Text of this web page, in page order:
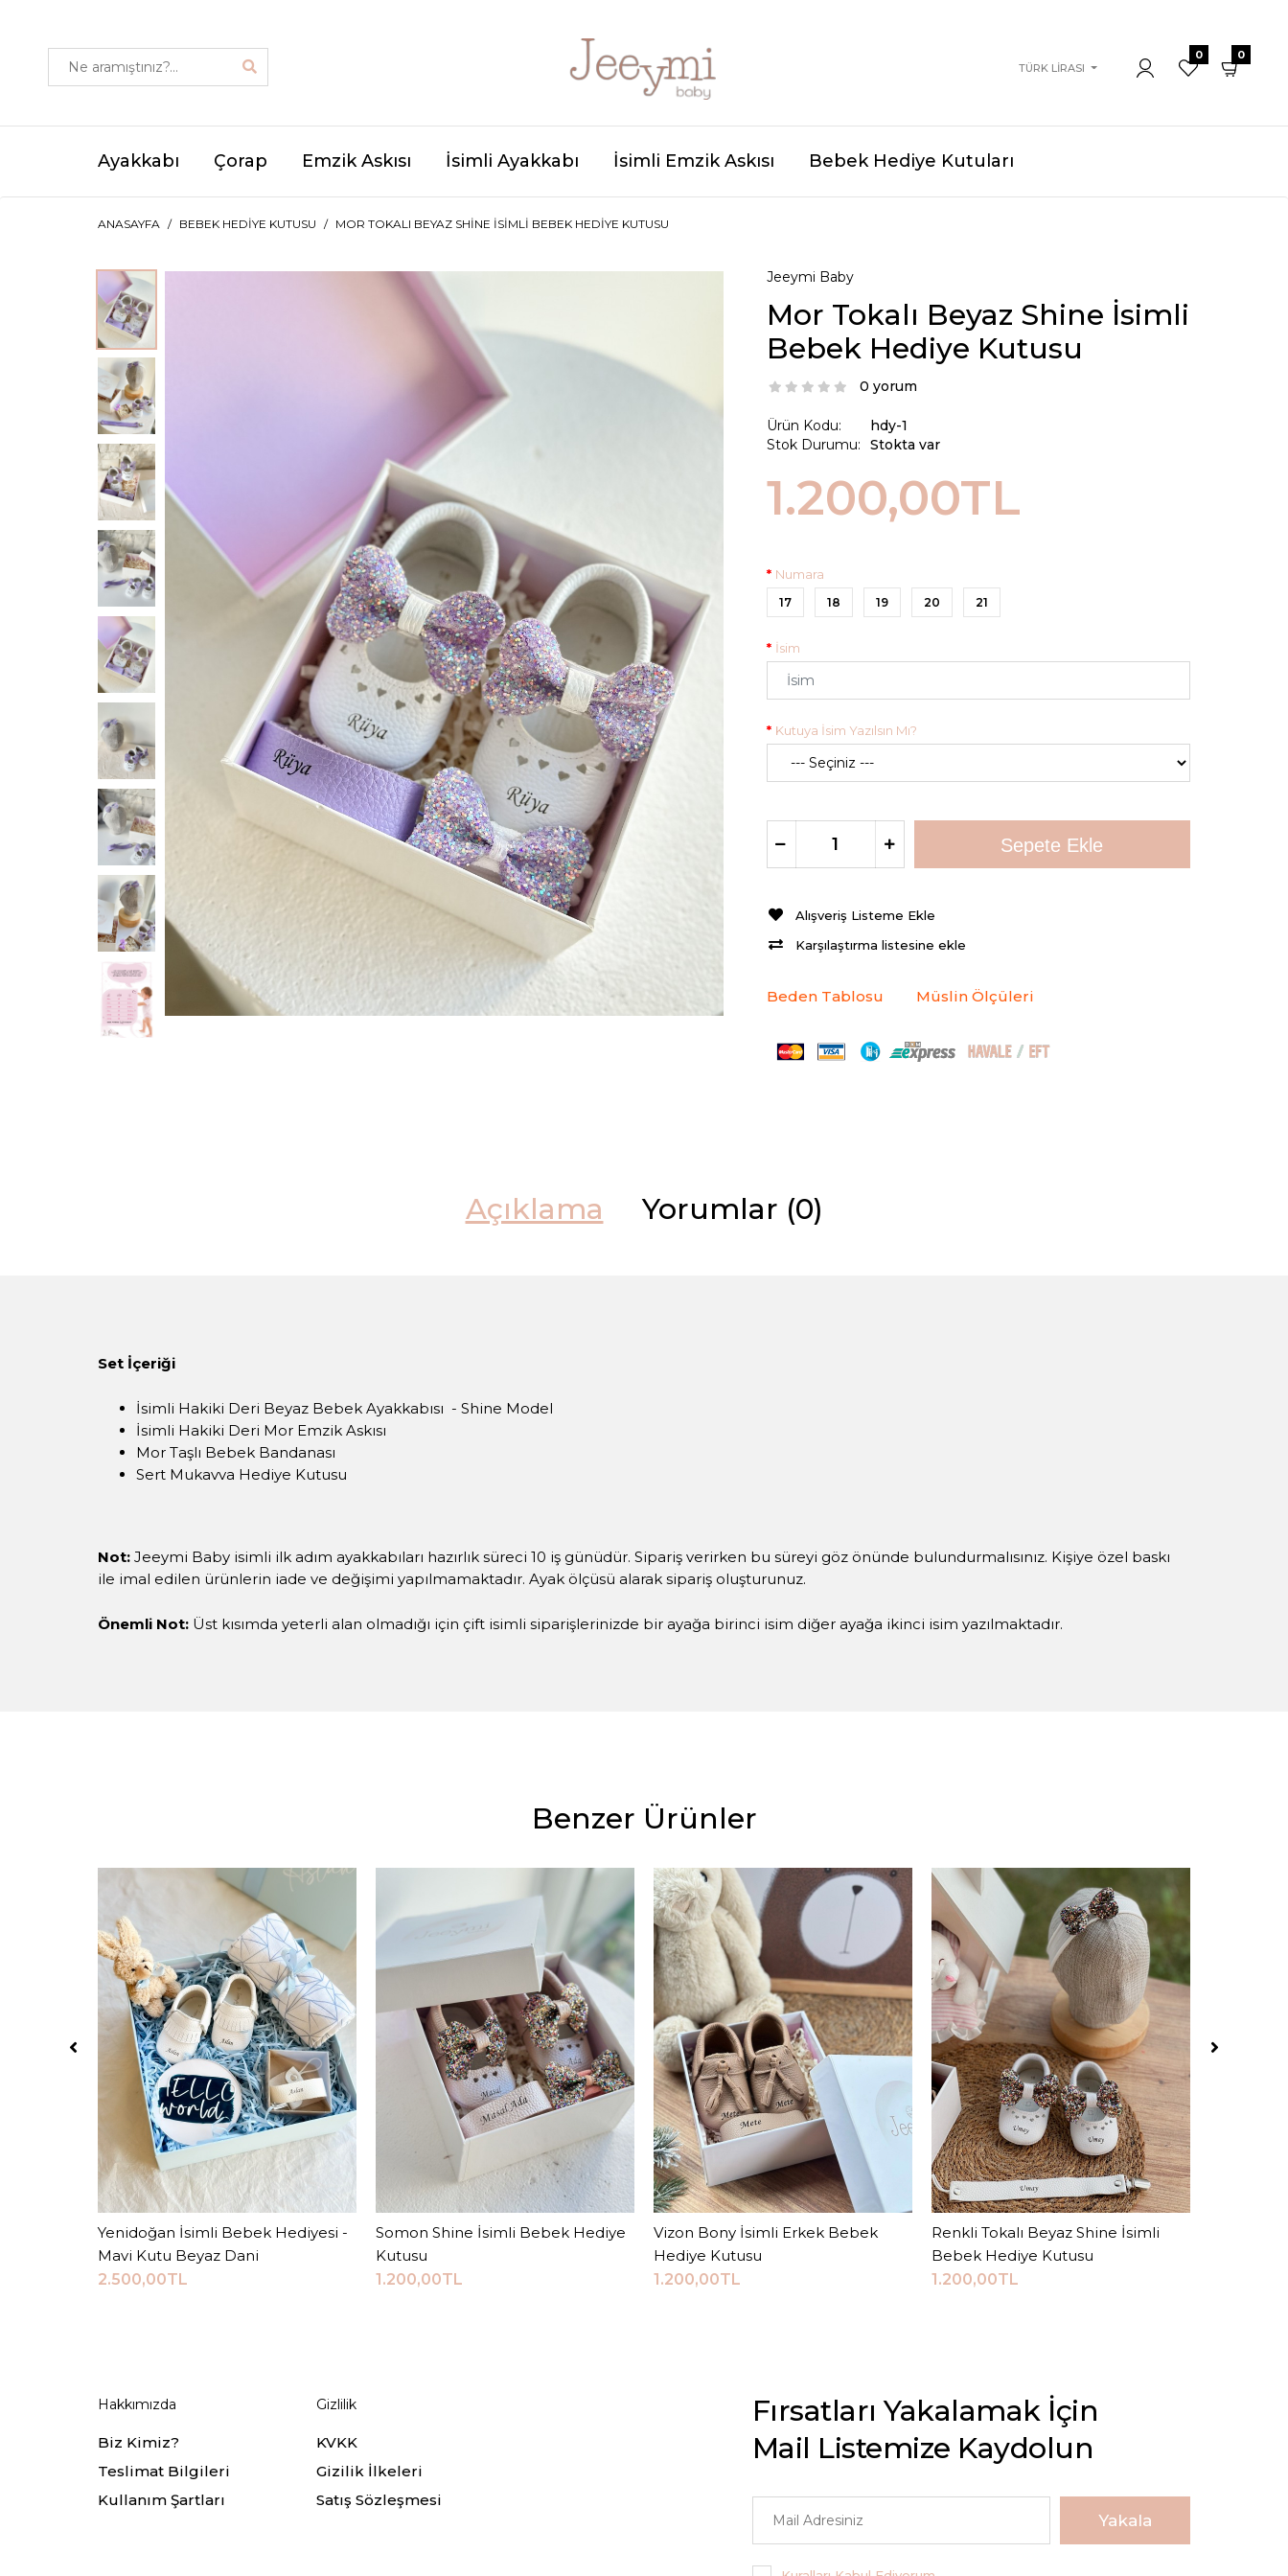
TÜRK LIRASI
0 0
Ayakkabı Çorap Emzik Askısı İsimli Ayakkabı İsimli Emzik Askısı Bebek Hediye Kutuları
ANASAYFA BEBEK HEDIYE KUTUSU MOR TOKALI BEYAZ SHINE İSIMLI BEBEK HEDIYE KUTUSU
Jeeymi Baby
Mor Tokalı Beyaz Shine İsimli
Bebek Hediye Kutusu
0 yorum
Ürün Kodu:
Stok Durumu:
hdy-1
Stokta var
1.200,00TL
Numara
17 18 19 20 21
İsim
Kutuya İsim Yazılsın Mı?
Alışveriş Listeme Ekle
Karşılaştırma listesine ekle
Beden Tablosu Müslin Ölçüleri
Açıklama Yorumlar (0)
Set İçeriği
İsimli Hakiki Deri Beyaz Bebek Ayakkabısı - Shine Model
İsimli Hakiki Deri Mor Emzik Askısı
Mor Taşlı Bebek Bandanası
Sert Mukavva Hediye Kutusu
Not: Jeeymi Baby isimli ilk adım ayakkabıları hazırlık süreci 10 iş günüdür. Sipariş verirken bu süreyi göz önünde bulundurmalısınız. Kişiye özel baskı
ile imal edilen ürünlerin iade ve değişimi yapılmamaktadır. Ayak ölçüsü alarak sipariş oluşturunuz.
Önemli Not: Üst kısımda yeterli alan olmadığı için çift isimli siparişlerinizde bir ayağa birinci isim diğer ayağa ikinci isim yazılmaktadır.
Benzer Ürünler
Sepete Ekle
Yenidoğan İsimli Bebek Hediyesi -
Mavi Kutu Beyaz Dani
2.500,00TL
Sepete Ekle
Somon Shine İsimli Bebek Hediye
Kutusu
1.200,00TL
Sepete Ekle
Vizon Bony İsimli Erkek Bebek
Hediye Kutusu
1.200,00TL
Sepete Ekle
Renkli Tokalı Beyaz Shine İsimli
Bebek Hediye Kutusu
1.200,00TL
Hakkımızda
Biz Kimiz?
Teslimat Bilgileri
Kullanım Şartları
Gizlilik
KVKK
Gizilik İlkeleri
Satış Sözleşmesi
Fırsatları Yakalamak İçin
Mail Listemize Kaydolun
Yakala